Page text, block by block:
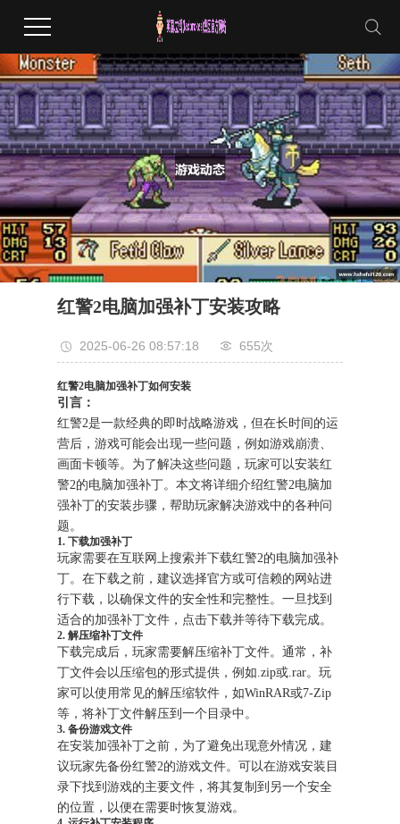
红警2电脑加强补丁安装攻略
2025-06-26 08:57:18 655次
红警2电脑加强补丁如何安装
引言：
红警2是一款经典的即时战略游戏，但在长时间的运
营后，游戏可能会出现一些问题，例如游戏崩溃、
画面卡顿等。为了解决这些问题，玩家可以安装红
警2的电脑加强补丁。本文将详细介绍红警2电脑加
强补丁的安装步骤，帮助玩家解决游戏中的各种问
题。
1. 下载加强补丁
玩家需要在互联网上搜索并下载红警2的电脑加强补
丁。在下载之前，建议选择官方或可信赖的网站进
行下载，以确保文件的安全性和完整性。一旦找到
适合的加强补丁文件，点击下载并等待下载完成。
2. 解压缩补丁文件
下载完成后，玩家需要解压缩补丁文件。通常，补
丁文件会以压缩包的形式提供，例如.zip或.rar。玩
家可以使用常见的解压缩软件，如WinRAR或7-Zip
等，将补丁文件解压到一个目录中。
3. 备份游戏文件
在安装加强补丁之前，为了避免出现意外情况，建
议玩家先备份红警2的游戏文件。可以在游戏安装目
录下找到游戏的主要文件，将其复制到另一个安全
的位置，以便在需要时恢复游戏。